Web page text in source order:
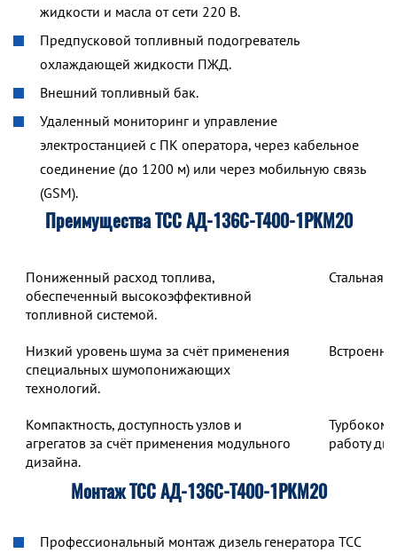
жидкости и масла от сети 220 В.
Предпусковой топливный подогреватель
охлаждающей жидкости ПЖД.
Внешний топливный бак.
Удаленный мониторинг и управление
электростанцией с ПК оператора, через кабельное
соединение (до 1200 м) или через мобильную связь
(GSM).
Преимущества ТСС АД-136С-Т400-1РКМ20
Пониженный расход топлива,
обеспеченный высокоэффективной
топливной системой.
Стальная
Низкий уровень шума за счёт применения
специальных шумопонижающих
технологий.
Компактность, доступность узлов и
агрегатов за счёт применения модульного
дизайна.
работу
Монтаж ТСС АД-136С-Т400-1РКМ20
Профессиональный монтаж дизель генератора ТСС